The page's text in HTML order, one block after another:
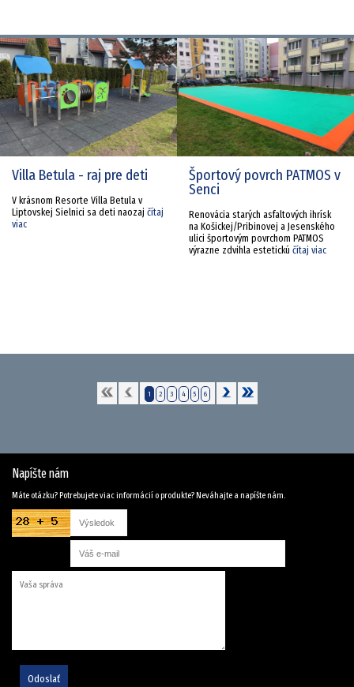
Villa Betula - raj pre deti
V krásnom Resorte Villa Betula v
Liptovskej Sielnici sa deti naozaj čítaj
viac
Športový povrch PATMOS v
Senci
Renovácia starých asfaltových ihrísk
na Košickej/Pribinovej a Jesenského
ulici športovým povrchom PATMOS
výrazne zdvihla estetickú čítaj viac
1 2 3 4 5 6
Napíšte nám
Máte otázku? Potrebujete viac informácií o produkte? Neváhajte a napíšte nám.
Odoslať